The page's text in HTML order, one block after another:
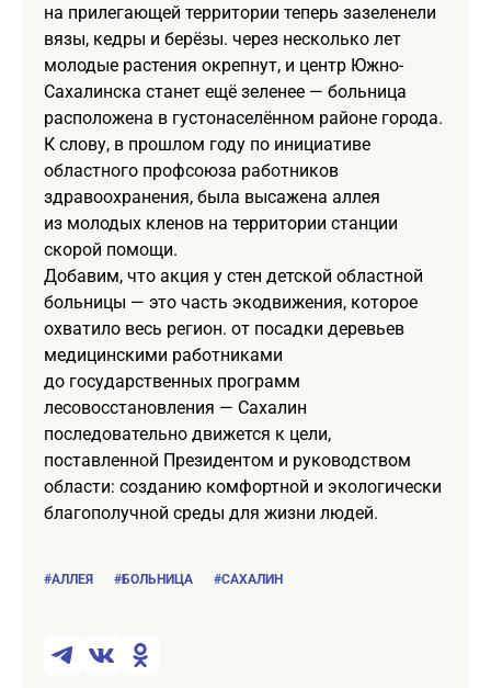
на прилегающей территории теперь зазеленели
вязы, кедры и берёзы. через несколько лет
молодые растения окрепнут, и центр Южно-
Сахалинска станет ещё зеленее — больница
расположена в густонаселённом районе города.
К слову, в прошлом году по инициативе
областного профсоюза работников
здравоохранения, была высажена аллея
из молодых кленов на территории станции
скорой помощи.
Добавим, что акция у стен детской областной
больницы — это часть экодвижения, которое
охватило весь регион. от посадки деревьев
медицинскими работниками
до государственных программ
лесовосстановления — Сахалин
последовательно движется к цели,
поставленной Президентом и руководством
области: созданию комфортной и экологически
благополучной среды для жизни людей.
#АЛЛЕЯ #БОЛЬНИЦА #САХАЛИН